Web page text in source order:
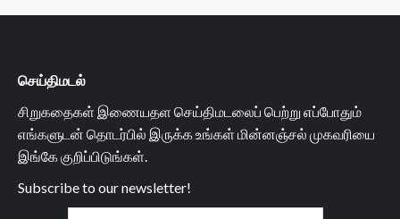
செய்திமடல்
சிறுகதைகள் இணையதள செய்திமடலைப் பெற்று எப்போதும்
எங்களுடன் தொடர்பில் இருக்க உங்கள் மின்னஞ்சல் முகவரியை
இங்கே குறிப்பிடுங்கள்.
Subscribe to our newsletter!